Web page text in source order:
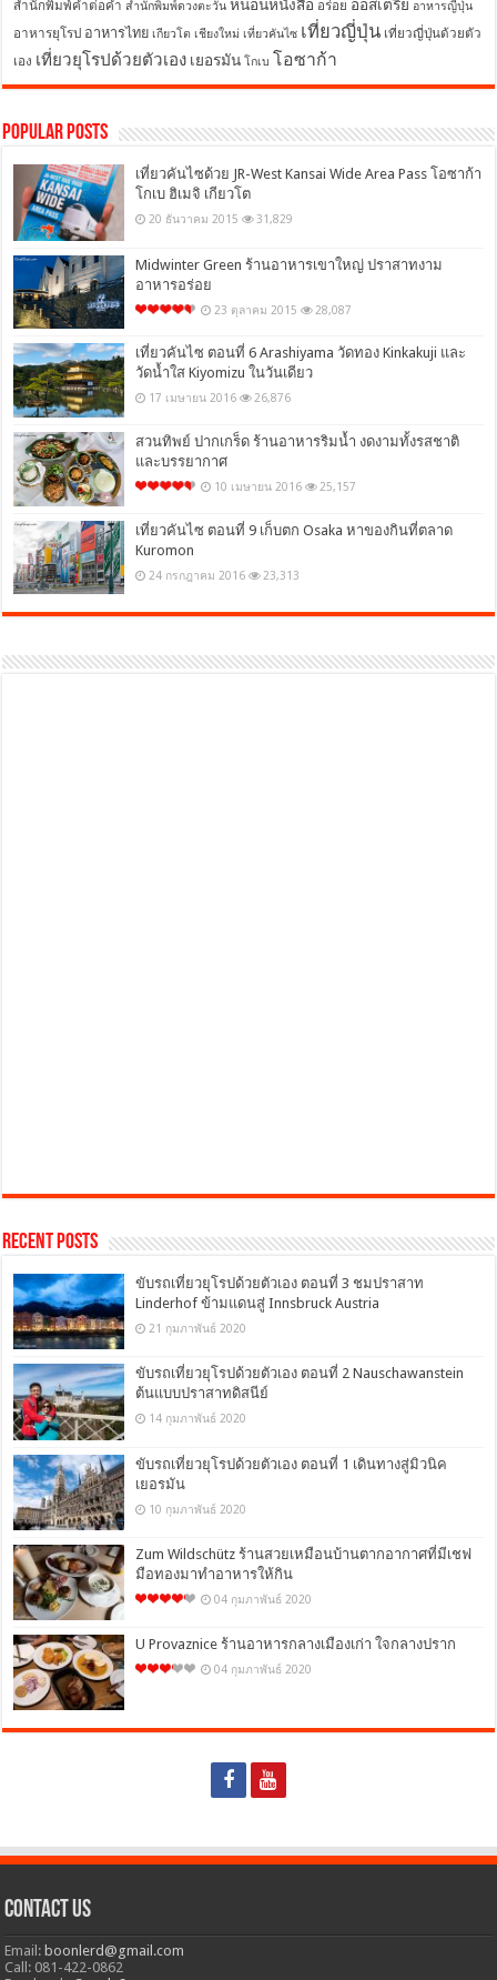
สำนักพิมพ์คำต่อคำ สำนักพิมพ์ดวงตะวัน หนอนหนังสือ อร่อย ออสเตรีย อาหารญี่ปุ่น
อาหารยุโรป อาหารไทย เกียวโต เชียงใหม่ เที่ยวคันไซ เที่ยวญี่ปุ่น เที่ยวญี่ปุ่นด้วยตัว
เอง เที่ยวยุโรปด้วยตัวเอง เยอรมัน โกเบ โอซาก้า
Popular Posts
เที่ยวคันไซด้วย JR-West Kansai Wide Area Pass โอซาก้า
โกเบ ฮิเมจิ เกียวโต
20 ธันวาคม 2015 31,829
Midwinter Green ร้านอาหารเขาใหญ่ ปราสาทงาม
อาหารอร่อย
23 ตุลาคม 2015 28,087
เที่ยวคันไซ ตอนที่ 6 Arashiyama วัดทอง Kinkakuji และ
วัดน้ำใส Kiyomizu ในวันเดียว
17 เมษายน 2016 26,876
สวนทิพย์ ปากเกร็ด ร้านอาหารริมน้ำ งดงามทั้งรสชาติ
และบรรยากาศ
10 เมษายน 2016 25,157
เที่ยวคันไซ ตอนที่ 9 เก็บตก Osaka หาของกินที่ตลาด
Kuromon
24 กรกฎาคม 2016 23,313
Recent Posts
ขับรถเที่ยวยุโรปด้วยตัวเอง ตอนที่ 3 ชมปราสาท
Linderhof ข้ามแดนสู่ Innsbruck Austria
21 กุมภาพันธ์ 2020
ขับรถเที่ยวยุโรปด้วยตัวเอง ตอนที่ 2 Nauschawanstein
ต้นแบบปราสาทดิสนีย์
14 กุมภาพันธ์ 2020
ขับรถเที่ยวยุโรปด้วยตัวเอง ตอนที่ 1 เดินทางสู่มิวนิค
เยอรมัน
10 กุมภาพันธ์ 2020
Zum Wildschütz ร้านสวยเหมือนบ้านตากอากาศที่มีเชฟ
มือทองมาทำอาหารให้กิน
04 กุมภาพันธ์ 2020
U Provaznice ร้านอาหารกลางเมืองเก่า ใจกลางปราก
04 กุมภาพันธ์ 2020
Contact Us
Email: boonlerd@gmail.com
Call: 081-422-0862